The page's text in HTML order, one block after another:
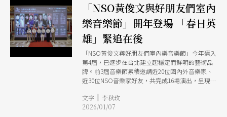
「NSO黃俊文與好朋友們室內
樂音樂節」開年登場 「春日英
雄」緊追在後
「NSO黃俊文與好朋友們室內樂音樂節」今年邁入
第4屆，已逐步在台北建立起穩定而鮮明的藝術品
牌。前3屆音樂節累積邀請近20位國內外音樂家、
近30位NSO音樂家好友，共完成16場演出，呈現超
年開春的重要期待。
文字 | 李秋玫
2026/01/07